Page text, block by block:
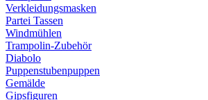
Verkleidungsmasken
Partei Tassen
Windmühlen
Trampolin-Zubehör
Diabolo
Puppenstubenpuppen
Gemälde
Gipsfiguren